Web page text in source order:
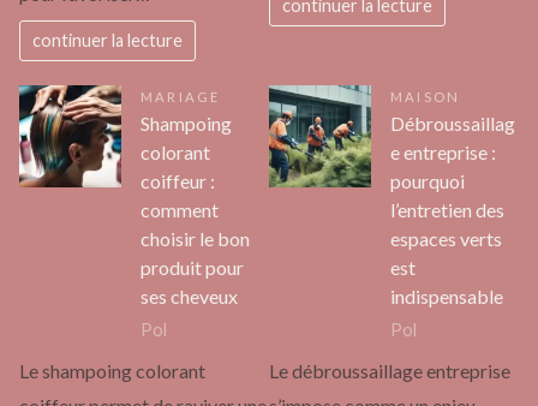
continuer la lecture
continuer la lecture
MARIAGE
Shampoing
colorant
coiffeur :
comment
choisir le bon
produit pour
ses cheveux
Pol
Le shampoing colorant
MAISON
Débroussaillag
e entreprise :
pourquoi
l’entretien des
espaces verts
est
indispensable
Pol
Le débroussaillage entreprise